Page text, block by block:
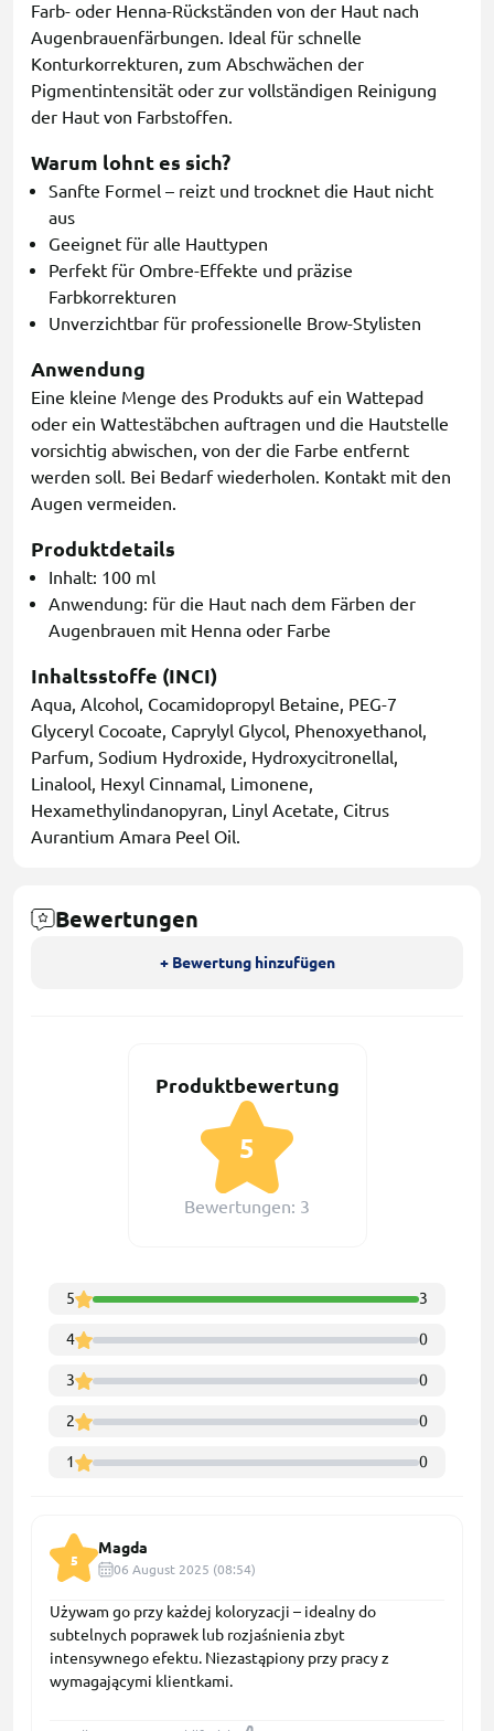
Farb- oder Henna-Rückständen von der Haut nach
Augenbrauenfärbungen. Ideal für schnelle
Konturkorrekturen, zum Abschwächen der
Pigmentintensität oder zur vollständigen Reinigung
der Haut von Farbstoffen.
Warum lohnt es sich?
Sanfte Formel – reizt und trocknet die Haut nicht
aus
Geeignet für alle Hauttypen
Perfekt für Ombre-Effekte und präzise
Farbkorrekturen
Unverzichtbar für professionelle Brow-Stylisten
Anwendung
Eine kleine Menge des Produkts auf ein Wattepad
oder ein Wattestäbchen auftragen und die Hautstelle
vorsichtig abwischen, von der die Farbe entfernt
werden soll. Bei Bedarf wiederholen. Kontakt mit den
Augen vermeiden.
Produktdetails
Inhalt: 100 ml
Anwendung: für die Haut nach dem Färben der
Augenbrauen mit Henna oder Farbe
Inhaltsstoffe (INCI)
Aqua, Alcohol, Cocamidopropyl Betaine, PEG-7
Glyceryl Cocoate, Caprylyl Glycol, Phenoxyethanol,
Parfum, Sodium Hydroxide, Hydroxycitronellal,
Linalool, Hexyl Cinnamal, Limonene,
Hexamethylindanopyran, Linyl Acetate, Citrus
Aurantium Amara Peel Oil.
Bewertungen
+ Bewertung hinzufügen
Produktbewertung
5
Bewertungen: 3
5 3
4 0
3 0
2 0
1 0
5
Magda
06 August 2025 (08:54)
Używam go przy każdej koloryzacji – idealny do
subtelnych poprawek lub rozjaśnienia zbyt
intensywnego efektu. Niezastąpiony przy pracy z
wymagającymi klientkami.